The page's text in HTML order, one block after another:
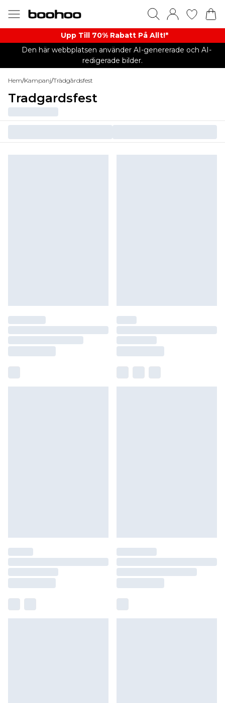
Upp Till 70% Rabatt På Allt!*
Den här webbplatsen använder AI-genererade och AI-
redigerade bilder.
Hem/Kampanj/Trädgårdsfest
Tradgardsfest